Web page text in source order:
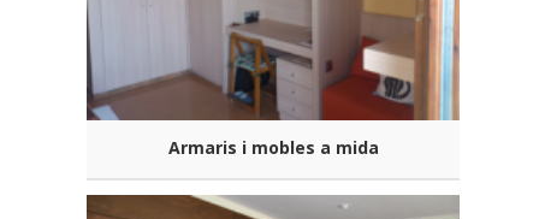
Armaris i mobles a mida